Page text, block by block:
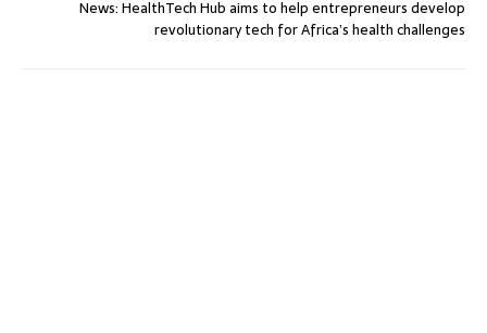
News: HealthTech Hub aims to help entrepreneurs develop
revolutionary tech for Africa’s health challenges